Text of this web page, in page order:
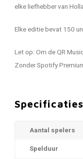
elke liefhebber van
Elke editie bevat 150
Let op: Om de QR
Zonder Spotify
Specificaties
Aantal spelers
Spelduur